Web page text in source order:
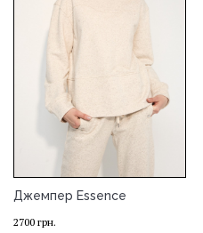
Джемпер Essence
2700 грн.